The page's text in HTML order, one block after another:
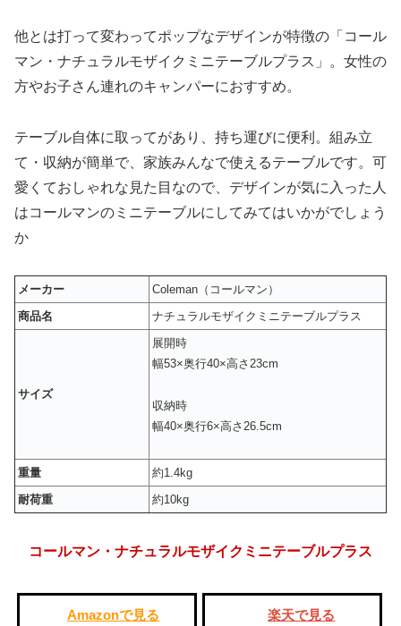
他とは打って変わってポップなデザインが特徴の 「コール
マン・ナチュラルモザイクミニテーブルプラス」
。女性の
方やお子さん連れのキャンパーにおすすめ。
テーブル自体に取ってがあり、持ち運びに便利。組み立
て・収納が簡単で、家族みんなで使えるテーブルです。可
愛くておしゃれな見た目なので、デザインが気に入った人
はコールマンのミニテーブルにしてみてはいかがでしょう
か
メーカー
Coleman（コールマン）
商品名
ナチュラルモザイクミニテーブルプラス
サイズ
展開時
幅53×奥行40×高さ23cm
収納時
幅40×奥行6×高さ26.5cm
重量
約1.4kg
耐荷重
約10kg
コールマン・ナチュラルモザイクミニテーブルプラス
Amazonで見る 楽天で見る